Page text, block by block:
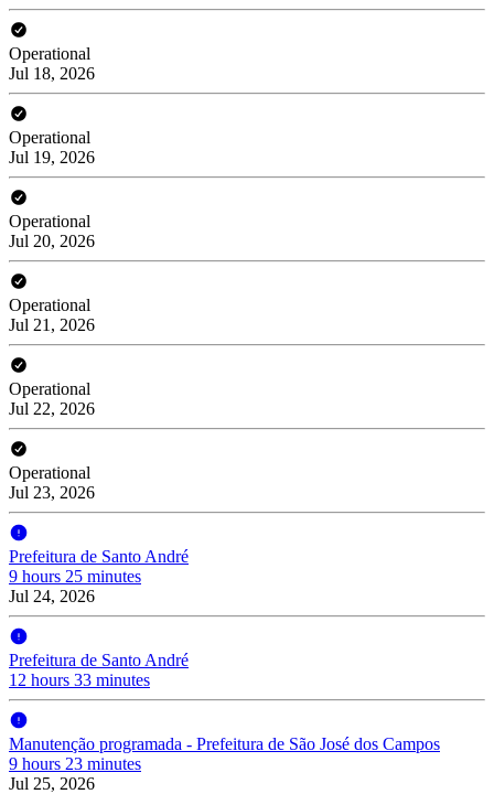
Operational
Jul 18, 2026
Operational
Jul 19, 2026
Operational
Jul 20, 2026
Operational
Jul 21, 2026
Operational
Jul 22, 2026
Operational
Jul 23, 2026
Prefeitura de Santo André
9 hours 25 minutes
Jul 24, 2026
Prefeitura de Santo André
12 hours 33 minutes
Manutenção programada - Prefeitura de São José dos Campos
9 hours 23 minutes
Jul 25, 2026